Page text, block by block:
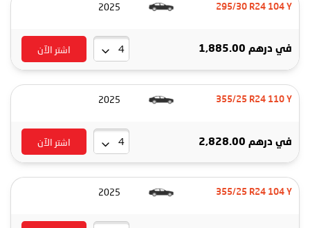
295/30 R24 104 Y
2025
في درهم 1,885.00 اشتر الآن
355/25 R24 110 Y
2025
في درهم 2,828.00 اشتر الآن
355/25 R24 104 Y
2025